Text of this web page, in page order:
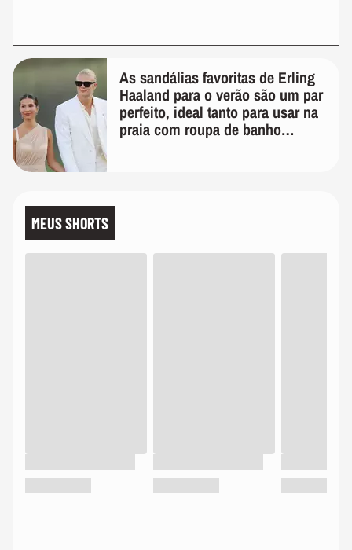
As sandálias favoritas de Erling
Haaland para o verão são um par
perfeito, ideal tanto para usar na
praia com roupa de banho
MEUS SHORTS